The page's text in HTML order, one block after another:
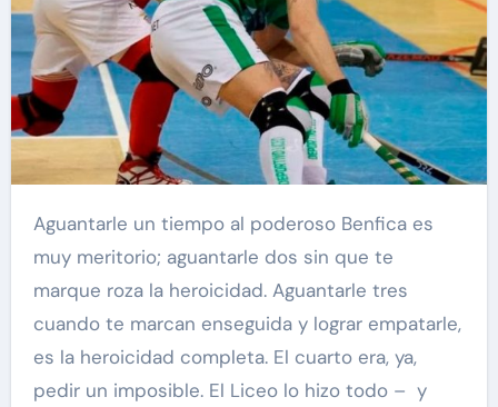
Aguantarle un tiempo al poderoso Benfica es
muy meritorio; aguantarle dos sin que te
marque roza la heroicidad. Aguantarle tres
cuando te marcan enseguida y lograr empatarle,
es la heroicidad completa. El cuarto era, ya,
pedir un imposible. El Liceo lo hizo todo – y